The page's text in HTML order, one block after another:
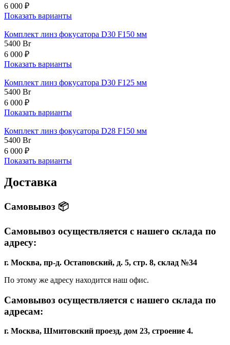
6 000 ₽
Показать варианты
Комплект линз фокусатора D30 F150 мм
5400 Br
6 000 ₽
Показать варианты
Комплект линз фокусатора D30 F125 мм
5400 Br
6 000 ₽
Показать варианты
Комплект линз фокусатора D28 F150 мм
5400 Br
6 000 ₽
Показать варианты
Доставка
Самовывоз 📦
Самовывоз осуществляется с нашего склада по
адресу:
г. Москва, пр-д. Остаповский, д. 5, стр. 8, склад №34
По этому же адресу находится наш офис.
Самовывоз осуществляется с нашего склада по
адресам:
г. Москва, Шмитовский проезд, дом 23, строение 4.